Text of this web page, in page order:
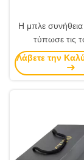
Η μπλε
τύπωσε τις
εγγράφου με
λαβή
Λάβετε την